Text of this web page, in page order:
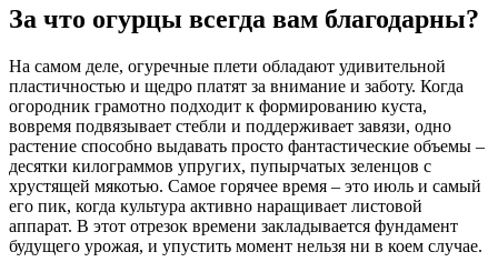
За что огурцы всегда вам благодарны?
На самом деле, огуречные плети обладают удивительной
пластичностью и щедро платят за внимание и заботу. Когда
огородник грамотно подходит к формированию куста,
вовремя подвязывает стебли и поддерживает завязи, одно
растение способно выдавать просто фантастические объемы –
десятки килограммов упругих, пупырчатых зеленцов с
хрустящей мякотью. Самое горячее время – это июль и самый
его пик, когда культура активно наращивает листовой
аппарат. В этот отрезок времени закладывается фундамент
будущего урожая, и упустить момент нельзя ни в коем случае.